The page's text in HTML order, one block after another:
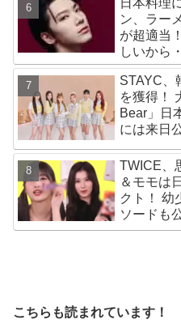
ン、ラー
が超適当
しいから
する持論
STAYC、
を獲得！
Bear」日
には来日
TWICE、
＆モモは
クト！ 幼
ソードも
こちらも読まれています！